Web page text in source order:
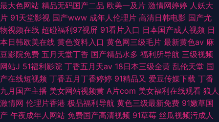
最大色网站 精品无码国产二品 欧美一及片 激情网婷婷 人妖大
片 91天堂影视 国产www 成年人伦理片 高清日韩电影 国产尤
物视频在线 超碰福利97视屏 91看片入口 日本国产成人视频 日
本日韩欧美在线 黄色资料入口 黄色网三级毛片 最新黄色av 麻
豆影院免费 五月天堂丁香 国产精品水多 福利所导航 三级视频
网站J 51福利影院 丁香五月天av 18日本三级全黄 乱伦天堂 国
产在线短视频 丁香五月丁香婷婷 91精品又 爱豆传媒下载 丁香
九月国产主播 美女网站视频黄 A片com 美女福利在线观看 狼人
激情网 伦理片香港 极品福利导航 黄色三级最新免费 91嫩草国
产 午夜成年人网站 免费国产高清视频 91草莓 丝瓜视频污成人